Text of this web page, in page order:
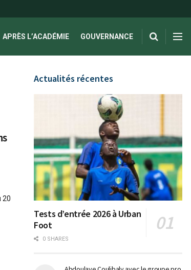
APRÈS L’ACADÉMIE GOUVERNANCE
20
Actualités récentes
Tests d’entrée 2026 à Urban
Foot
0 SHARES